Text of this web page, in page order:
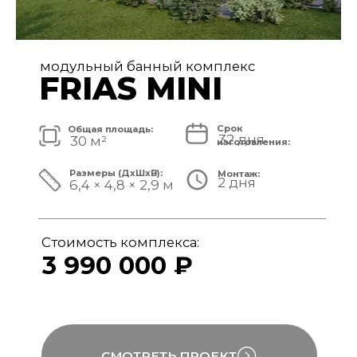
4 890 000 ₽
Монтаж:
2 дня
8,4 × 4,8 × 3,1 м
Размеры (ДxШxВ):
32 дня
изготовления:
40 м²
модульный банный комплекс